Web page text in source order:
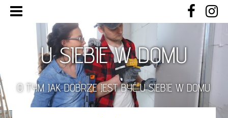
U SIEBIE W DOMU
O TYM JAK DOBRZE JEST BYĆ U SIEBIE W DOMU